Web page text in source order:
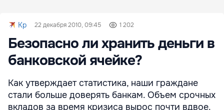
Kp 22 декабря 2010, 09:45 1 202
Безопасно ли хранить деньги в
банковской ячейке?
Как утверждает статистика, наши граждане
стали больше доверять банкам. Объем срочных
вкладов за время кризиса вырос почти вдвое.